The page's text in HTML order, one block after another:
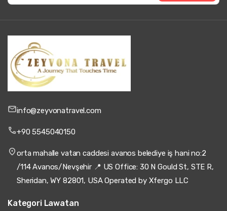
info@zeyvonatravel.com
+90 5545040150
orta mahalle vatan caddesi avanos belediye iş hani no:2
/114 Avanos/Nevşehir 📍 US Office: 30 N Gould St, STE R,
Sheridan, WY 82801, USA Operated by Xfergo LLC
Kategori Lawatan